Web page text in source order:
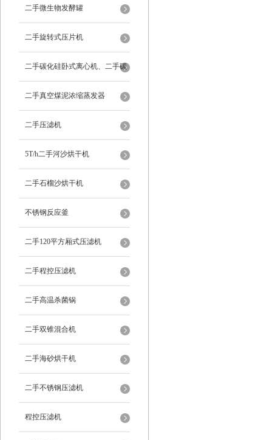
二手微生物发酵罐
二手旋转式压片机
二手碳化硅卧式离心机、二手碳
化硅分级机、二手碳化硅水洗离
心机
二手真空煤泥浓缩蒸发器
二手压滤机
5T/h二手河沙烘干机
二手石榴沙烘干机
不锈钢反应釜
二手120平方厢式压滤机
二手程控压滤机
二手高温杀菌锅
二手双锥混合机
二手海砂烘干机
二手不锈钢压滤机
程控压滤机